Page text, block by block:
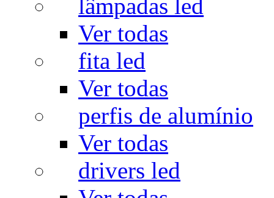
lâmpadas led
Ver todas
fita led
Ver todas
perfis de alumínio
Ver todas
drivers led